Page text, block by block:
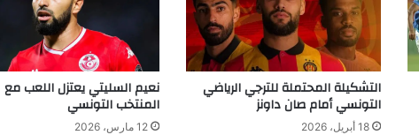
التشكيلة المحتملة للترجي الرياضي
التونسي أمام صان داونز
18 أبريل، 2026
نعيم السليتي يعتزل اللعب مع
المنتخب التونسي
12 مارس، 2026